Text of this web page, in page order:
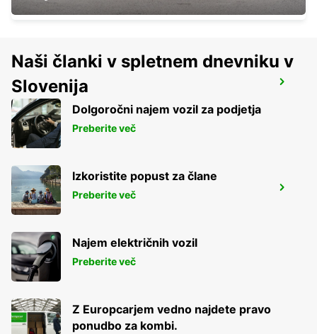
MILAN VIALE SARCA
MILANO - ITALY
MILAN VIALE UMBRIA
MILANO - ITALY
Naši članki v spletnem dnevniku v
Slovenija
Dolgoročni najem vozil za podjetja
Preberite več
Izkoristite popust za člane
Preberite več
Najem električnih vozil
Preberite več
Z Europcarjem vedno najdete pravo
ponudbo za kombi.